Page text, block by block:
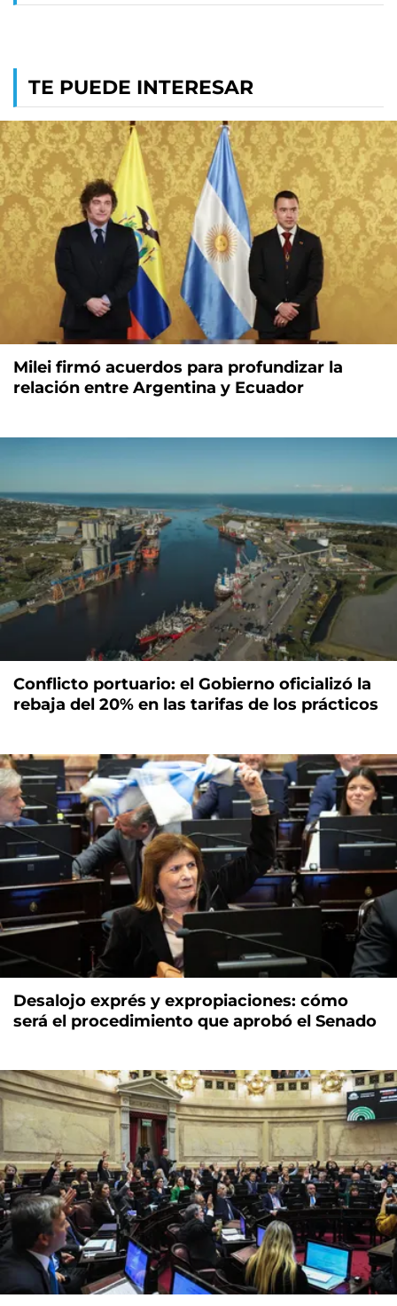
TE PUEDE INTERESAR
Milei firmó acuerdos para profundizar la
relación entre Argentina y Ecuador
Conflicto portuario: el Gobierno oficializó la
rebaja del 20% en las tarifas de los prácticos
Desalojo exprés y expropiaciones: cómo
será el procedimiento que aprobó el Senado